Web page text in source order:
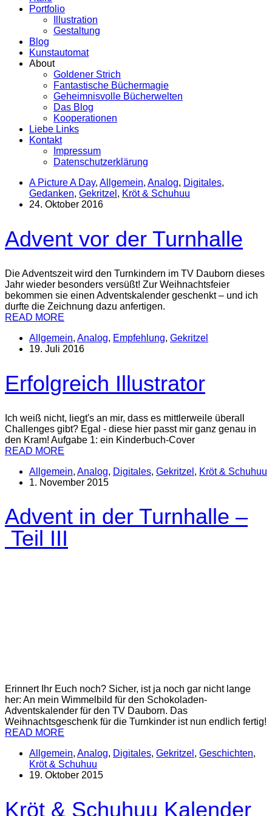
Portfolio
Illustration
Gestaltung
Blog
Kunstautomat
About
Goldener Strich
Fantastische Büchermagie
Geheimnisvolle Bücherwelten
Das Blog
Kooperationen
Liebe Links
Kontakt
Impressum
Datenschutzerklärung
A Picture A Day, Allgemein, Analog, Digitales,
Gedanken, Gekritzel , Kröt & Schuhuu
24. Oktober 2016
Advent vor der Turnhalle
Die Adventszeit wird den Turnkindern im TV Dauborn dieses
Jahr wieder besonders versüßt! Zur Weihnachtsfeier
bekommen sie einen Adventskalender geschenkt – und ich
durfte die Zeichnung dazu anfertigen.
READ MORE
Allgemein, Analog, Empfehlung, Gekritzel
19. Juli 2016
Erfolgreich Illustrator
Ich weiß nicht, liegt's an mir, dass es mittlerweile überall
Challenges gibt? Egal - diese hier passt mir ganz genau in
den Kram! Aufgabe 1: ein Kinderbuch-Cover
READ MORE
Allgemein, Analog, Digitales, Gekritzel , Kröt & Schuhuu
1. November 2015
Advent in der Turnhalle –
Teil III
Erinnert Ihr Euch noch? Sicher, ist ja noch gar nicht lange
her: An mein Wimmelbild für den Schokoladen-
Adventskalender für den TV Dauborn. Das
Weihnachtsgeschenk für die Turnkinder ist nun endlich fertig!
READ MORE
Allgemein, Analog, Digitales, Gekritzel , Geschichten,
Kröt & Schuhuu
19. Oktober 2015
Kröt & Schuhuu Kalender